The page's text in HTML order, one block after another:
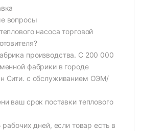
вопросы
насоса торговой
производства. С 200 000
фабрики в городе
Сити. с обслуживанием ОЭМ/
ваш срок поставки теплового
дней, если товар есть в